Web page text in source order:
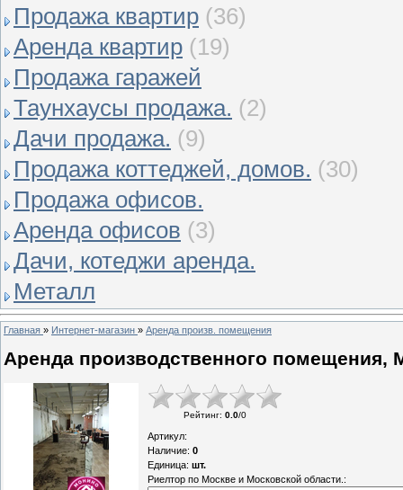
Продажа квартир (36)
Аренда квартир (19)
Продажа гаражей
Таунхаусы продажа. (2)
Дачи продажа. (9)
Продажа коттеджей, домов. (30)
Продажа офисов.
Аренда офисов (3)
Дачи, котеджи аренда.
Металл
Главная » Интернет-магазин » Аренда произв. помещения
Аренда производственного помещения,
Рейтинг: 0.0/0
Артикул:
Наличие: 0
Единица: шт.
Риелтор по Москве и Московской области.: